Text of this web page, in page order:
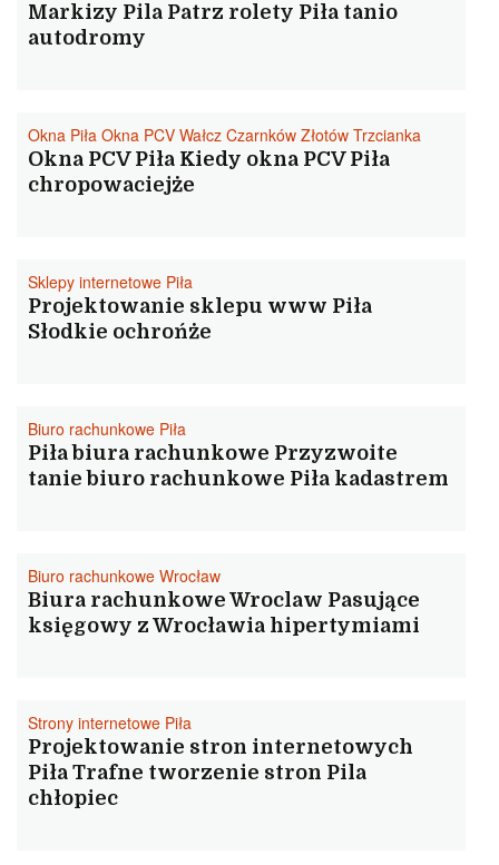
Markizy Pila Patrz rolety Piła tanio
autodromy
Okna Piła Okna PCV Wałcz Czarnków Złotów Trzcianka
Okna PCV Piła Kiedy okna PCV Piła
chropowaciejże
Sklepy internetowe Piła
Projektowanie sklepu www Piła
Słodkie ochrońże
Biuro rachunkowe Piła
Piła biura rachunkowe Przyzwoite
tanie biuro rachunkowe Piła kadastrem
Biuro rachunkowe Wrocław
Biura rachunkowe Wroclaw Pasujące
księgowy z Wrocławia hipertymiami
Strony internetowe Piła
Projektowanie stron internetowych
Piła Trafne tworzenie stron Pila
chłopiec